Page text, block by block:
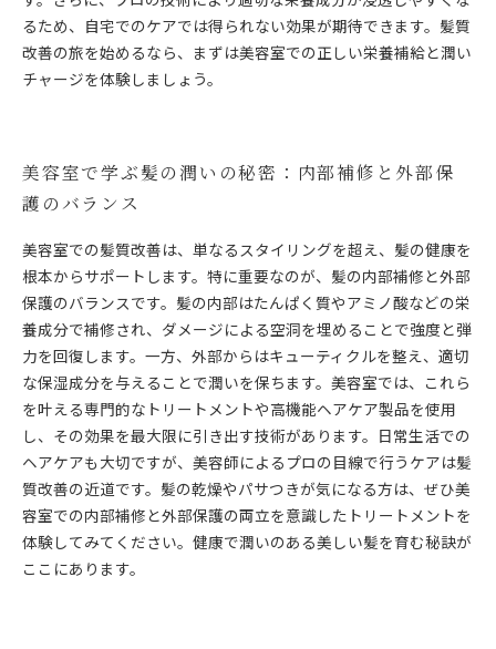
るため、自宅でのケアでは得られない効果が期待できます。髪質
改善の旅を始めるなら、まずは美容室での正しい栄養補給と潤い
チャージを体験しましょう。
美容室で学ぶ髪の潤いの秘密：内部補修と外部保
護のバランス
美容室での髪質改善は、単なるスタイリングを超え、髪の健康を
根本からサポートします。特に重要なのが、髪の内部補修と外部
保護のバランスです。髪の内部はたんぱく質やアミノ酸などの栄
養成分で補修され、ダメージによる空洞を埋めることで強度と弾
力を回復します。一方、外部からはキューティクルを整え、適切
な保湿成分を与えることで潤いを保ちます。美容室では、これら
を叶える専門的なトリートメントや高機能ヘアケア製品を使用
し、その効果を最大限に引き出す技術があります。日常生活での
ヘアケアも大切ですが、美容師によるプロの目線で行うケアは髪
質改善の近道です。髪の乾燥やパサつきが気になる方は、ぜひ美
容室での内部補修と外部保護の両立を意識したトリートメントを
体験してみてください。健康で潤いのある美しい髪を育む秘訣が
ここにあります。